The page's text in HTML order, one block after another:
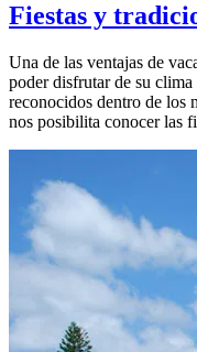
Fiestas y
Una de las ventajas de
poder disfrutar de su
reconocidos dentro de los
nos posibilita conocer las